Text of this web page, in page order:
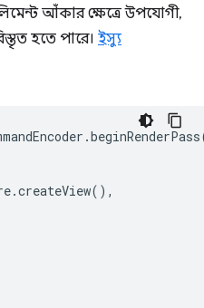
আঁকার ক্ষেত্রে উপযোগী,
হতে পারে। ইস্যু
.beginRenderPass
.createView(),